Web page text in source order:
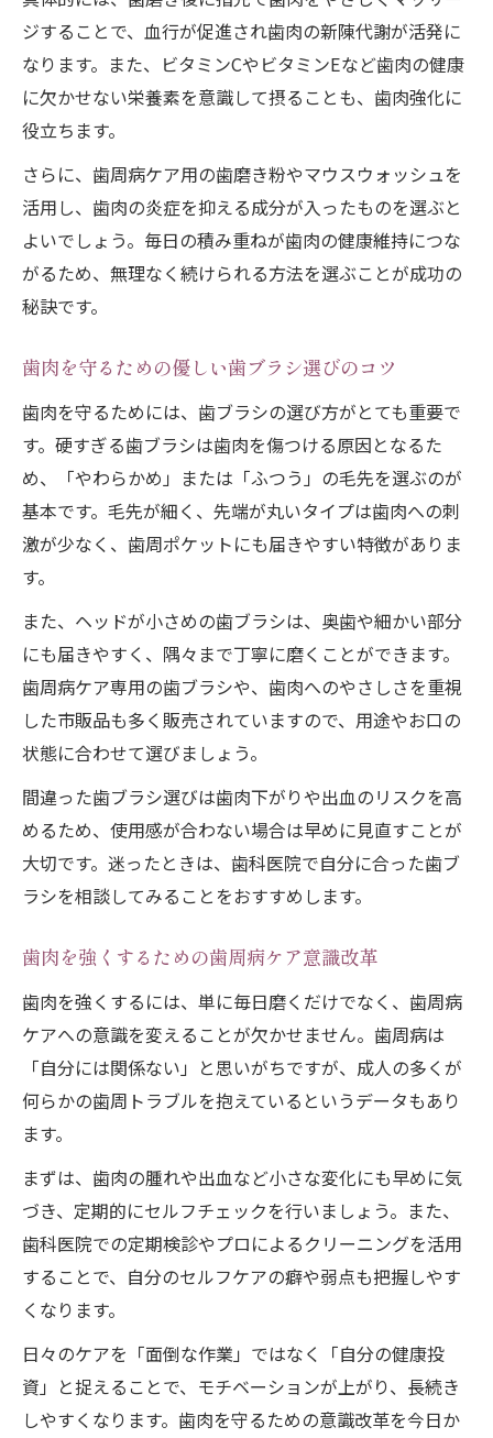
ジすることで、血行が促進され歯肉の新陳代謝が活発に
なります。また、ビタミンCやビタミンEなど歯肉の健康
に欠かせない栄養素を意識して摂ることも、歯肉強化に
役立ちます。
さらに、歯周病ケア用の歯磨き粉やマウスウォッシュを
活用し、歯肉の炎症を抑える成分が入ったものを選ぶと
よいでしょう。毎日の積み重ねが歯肉の健康維持につな
がるため、無理なく続けられる方法を選ぶことが成功の
秘訣です。
歯肉を守るための優しい歯ブラシ選びのコツ
歯肉を守るためには、歯ブラシの選び方がとても重要で
す。硬すぎる歯ブラシは歯肉を傷つける原因となるた
め、「やわらかめ」または「ふつう」の毛先を選ぶのが
基本です。毛先が細く、先端が丸いタイプは歯肉への刺
激が少なく、歯周ポケットにも届きやすい特徴がありま
す。
また、ヘッドが小さめの歯ブラシは、奥歯や細かい部分
にも届きやすく、隅々まで丁寧に磨くことができます。
歯周病ケア専用の歯ブラシや、歯肉へのやさしさを重視
した市販品も多く販売されていますので、用途やお口の
状態に合わせて選びましょう。
間違った歯ブラシ選びは歯肉下がりや出血のリスクを高
めるため、使用感が合わない場合は早めに見直すことが
大切です。迷ったときは、歯科医院で自分に合った歯ブ
ラシを相談してみることをおすすめします。
歯肉を強くするための歯周病ケア意識改革
歯肉を強くするには、単に毎日磨くだけでなく、歯周病
ケアへの意識を変えることが欠かせません。歯周病は
「自分には関係ない」と思いがちですが、成人の多くが
何らかの歯周トラブルを抱えているというデータもあり
ます。
まずは、歯肉の腫れや出血など小さな変化にも早めに気
づき、定期的にセルフチェックを行いましょう。また、
歯科医院での定期検診やプロによるクリーニングを活用
することで、自分のセルフケアの癖や弱点も把握しやす
くなります。
日々のケアを「面倒な作業」ではなく「自分の健康投
資」と捉えることで、モチベーションが上がり、長続き
しやすくなります。歯肉を守るための意識改革を今日か